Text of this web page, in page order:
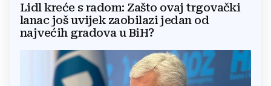
Lidl kreće s radom: Zašto ovaj trgovački
lanac još uvijek zaobilazi jedan od
najvećih gradova u BiH?